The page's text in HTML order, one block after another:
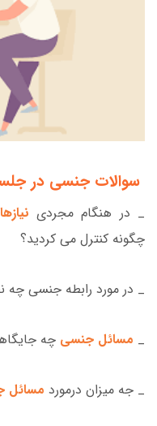
سوالات جنسی در
_ در هنگام مجردی
چگونه کنترل می کردید؟
_ در مورد رابطه جنسی چه
_ مسائل جنسی چه
_ جه میزان درمورد مسائل